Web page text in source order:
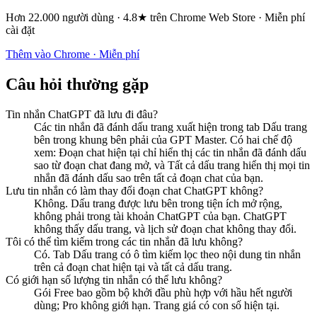
Hơn 22.000 người dùng · 4.8★ trên Chrome Web Store · Miễn phí
cài đặt
Thêm vào Chrome · Miễn phí
Câu hỏi thường gặp
Tin nhắn ChatGPT đã lưu đi đâu?
Các tin nhắn đã đánh dấu trang xuất hiện trong tab Dấu trang
bên trong khung bên phải của GPT Master. Có hai chế độ
xem: Đoạn chat hiện tại chỉ hiển thị các tin nhắn đã đánh dấu
sao từ đoạn chat đang mở, và Tất cả dấu trang hiển thị mọi tin
nhắn đã đánh dấu sao trên tất cả đoạn chat của bạn.
Lưu tin nhắn có làm thay đổi đoạn chat ChatGPT không?
Không. Dấu trang được lưu bên trong tiện ích mở rộng,
không phải trong tài khoản ChatGPT của bạn. ChatGPT
không thấy dấu trang, và lịch sử đoạn chat không thay đổi.
Tôi có thể tìm kiếm trong các tin nhắn đã lưu không?
Có. Tab Dấu trang có ô tìm kiếm lọc theo nội dung tin nhắn
trên cả đoạn chat hiện tại và tất cả dấu trang.
Có giới hạn số lượng tin nhắn có thể lưu không?
Gói Free bao gồm bộ khởi đầu phù hợp với hầu hết người
dùng; Pro không giới hạn. Trang giá có con số hiện tại.